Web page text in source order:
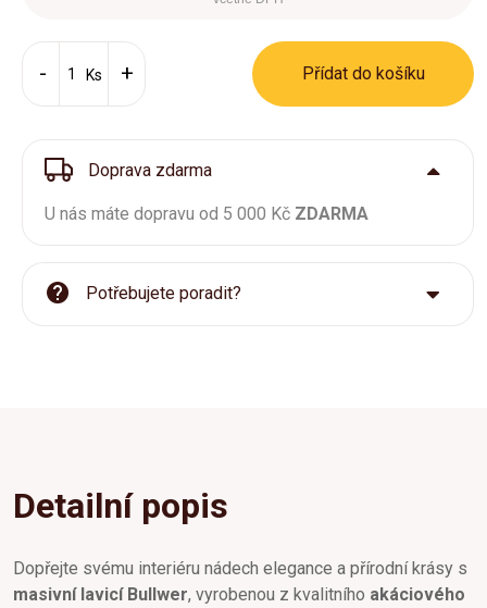
Ks Přídat do košíku
Doprava zdarma
U nás máte dopravu od 5 000 Kč ZDARMA
Potřebujete poradit?
Detailní popis
Dopřejte svému interiéru nádech elegance a přírodní krásy s
masivní lavicí Bullwer, vyrobenou z kvalitního akáciového